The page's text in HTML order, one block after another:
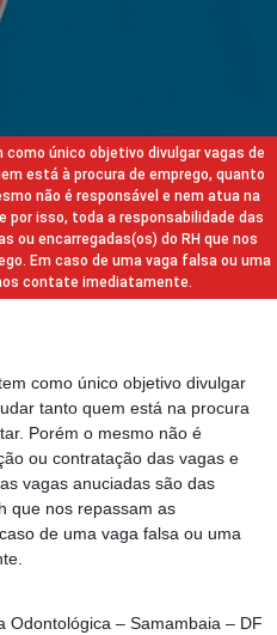
como único objetivo divulgar vagas de
está à procura de emprego, quanto
não é responsável e nem atua na
por isso, toda a responsabilidade das
ou encarregadas(os) do RH que nos
Em caso de uma vaga falsa ou uma
contate imediatamente.
como único objetivo divulgar
tanto quem está na procura
Porém o mesmo não é
ou contratação das vagas e
vagas anuciadas são das
que nos repassam as
de uma vaga falsa ou uma
Odontológica – Samambaia – DF